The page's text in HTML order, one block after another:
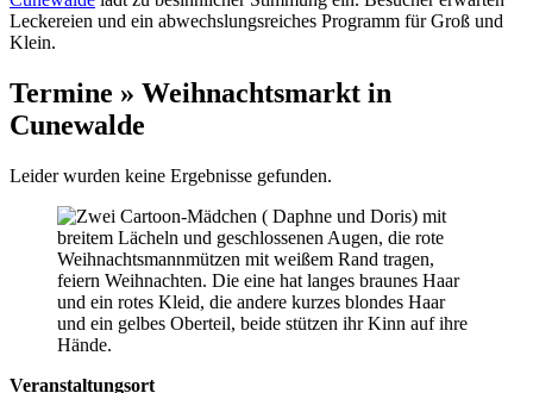
Leckereien und ein abwechslungsreiches Programm für Groß und
Klein.
Termine » Weihnachtsmarkt in
Cunewalde
Leider wurden keine Ergebnisse gefunden.
Veranstaltungsort